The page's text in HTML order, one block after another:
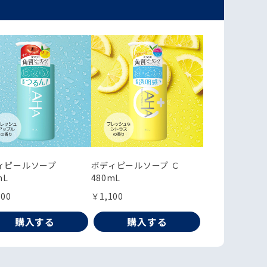
ピールソープ
購入する
ボディピールソープ Ｃ
480mL
￥1,100
購入する